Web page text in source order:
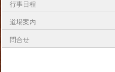
行事日程
道場案内
問合せ